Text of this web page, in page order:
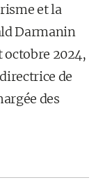
et la
Darmanin
octobre 2024,
de
des